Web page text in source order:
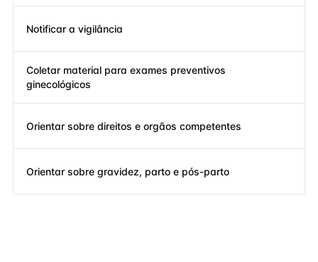
Notificar a vigilância
Coletar material para exames preventivos
ginecológicos
Orientar sobre direitos e orgãos competentes
Orientar sobre gravidez, parto e pós-parto